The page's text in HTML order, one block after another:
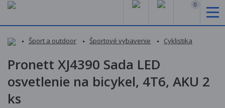
0
Šport a outdoor Športové vybavenie Cyklistika
Pronett XJ4390 Sada LED
osvetlenie na bicykel, 4T6, AKU 2
ks